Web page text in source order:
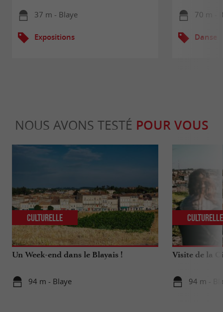
37 m - Blaye
Expositions
70 m -
Danse
NOUS AVONS TESTÉ POUR VOUS
Un Week-end dans le Blayais !
94 m - Blaye
Culturelle
Visite de la
94 m -
Culturelle